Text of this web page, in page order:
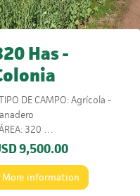
Has -
DE CAMPO: Agrícola -
320
CONEAT: 119
- UBICACIÓN: Ruta 2.
Muy cerca de
puertos y con alto
9,500.00
More information